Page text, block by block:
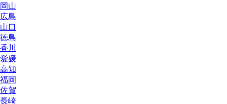
岡山
広島
山口
徳島
香川
愛媛
高知
福岡
佐賀
長崎